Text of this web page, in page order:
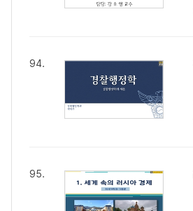
94.
95.